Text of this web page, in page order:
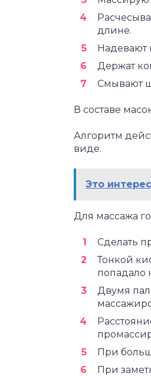
длине.
Надевают
Держат
Смывают
В составе
Алгоритм
виде.
Это
Для массажа
Сделать
Тонкой
попадало
Двумя
При
При